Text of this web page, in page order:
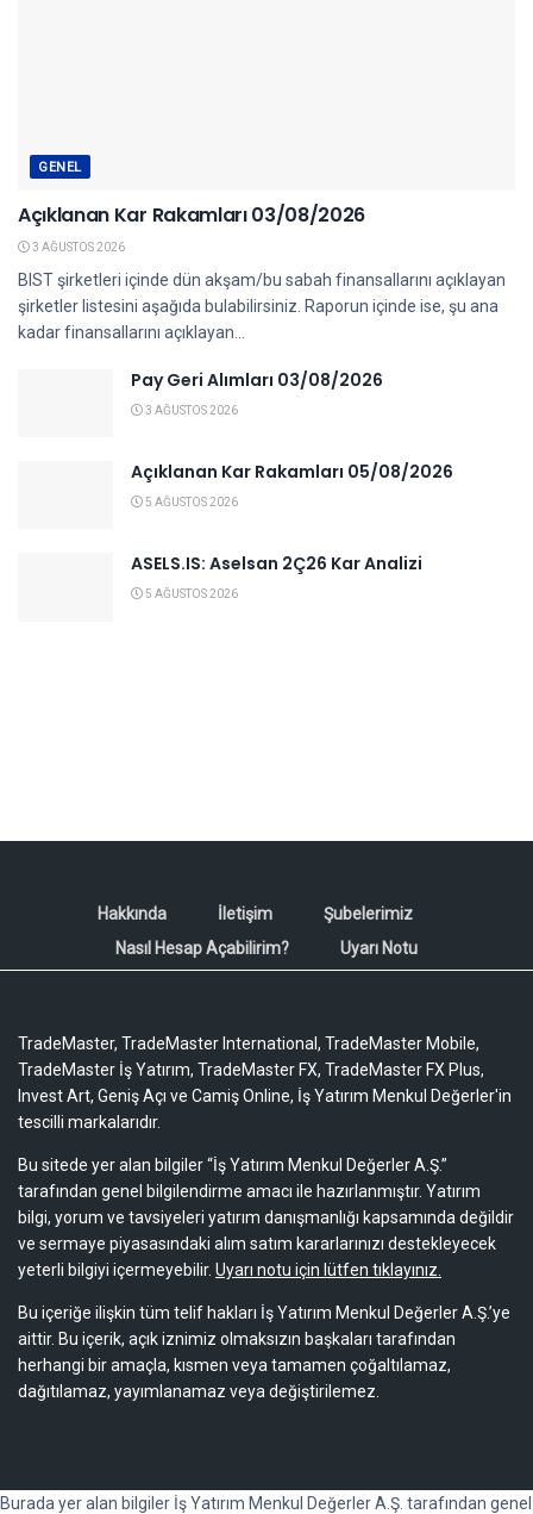
GENEL
Açıklanan Kar Rakamları 03/08/2026
3 AĞUSTOS 2026
BIST şirketleri içinde dün akşam/bu sabah finansallarını açıklayan
şirketler listesini aşağıda bulabilirsiniz. Raporun içinde ise, şu ana
kadar finansallarını açıklayan...
Pay Geri Alımları 03/08/2026
3 AĞUSTOS 2026
Açıklanan Kar Rakamları 05/08/2026
5 AĞUSTOS 2026
ASELS.IS: Aselsan 2Ç26 Kar Analizi
5 AĞUSTOS 2026
Hakkında İletişim
Şubelerimiz
Nasıl Hesap Açabilirim?
Uyarı Notu
TradeMaster, TradeMaster International, TradeMaster Mobile,
TradeMaster İş Yatırım, TradeMaster FX, TradeMaster FX Plus,
Invest Art, Geniş Açı ve Camiş Online, İş Yatırım Menkul Değerler'in
tescilli markalarıdır.
Bu sitede yer alan bilgiler “İş Yatırım Menkul Değerler A.Ş.”
tarafından genel bilgilendirme amacı ile hazırlanmıştır. Yatırım
bilgi, yorum ve tavsiyeleri yatırım danışmanlığı kapsamında değildir
ve sermaye piyasasındaki alım satım kararlarınızı destekleyecek
yeterli bilgiyi içermeyebilir. Uyarı notu için lütfen tıklayınız.
Bu içeriğe ilişkin tüm telif hakları İş Yatırım Menkul Değerler A.Ş.’ye
aittir. Bu içerik, açık iznimiz olmaksızın başkaları tarafından
herhangi bir amaçla, kısmen veya tamamen çoğaltılamaz,
dağıtılamaz, yayımlanamaz veya değiştirilemez.
Burada yer alan bilgiler İş Yatırım Menkul Değerler A.Ş. tarafından genel